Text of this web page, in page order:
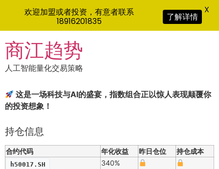
to
content
商江趋势
人工智能量化交易策略
这是一场科技与AI的盛宴，指数组合正以惊人表现颠覆你
的投资想象！
持仓信息
合约代码 年化收益 昨日仓位 持仓成本
h50017.SH
340%
欢迎加盟或者投资，有意者联系
18916201835
了解详情
X